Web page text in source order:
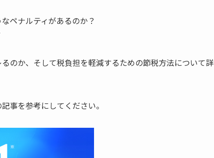
ペナルティがあるのか？
のか、そして税負担を軽減するための節税方法について詳
事を参考にしてください。